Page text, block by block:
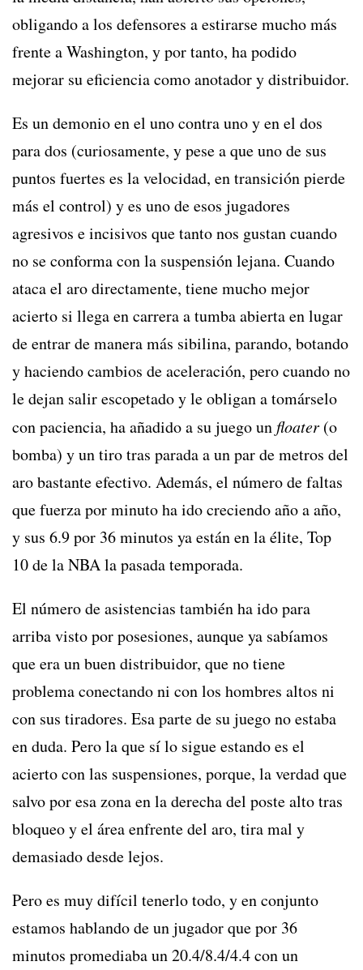
obligando a los defensores a estirarse mucho más
frente a Washington, y por tanto, ha podido
mejorar su eficiencia como anotador y distribuidor.
Es un demonio en el uno contra uno y en el dos
para dos (curiosamente, y pese a que uno de sus
puntos fuertes es la velocidad, en transición pierde
más el control) y es uno de esos jugadores
agresivos e incisivos que tanto nos gustan cuando
no se conforma con la suspensión lejana. Cuando
ataca el aro directamente, tiene mucho mejor
acierto si llega en carrera a tumba abierta en lugar
de entrar de manera más sibilina, parando, botando
y haciendo cambios de aceleración, pero cuando no
le dejan salir escopetado y le obligan a tomárselo
con paciencia, ha añadido a su juego un floater (o
bomba) y un tiro tras parada a un par de metros del
aro bastante efectivo. Además, el número de faltas
que fuerza por minuto ha ido creciendo año a año,
y sus 6.9 por 36 minutos ya están en la élite, Top
10 de la NBA la pasada temporada.
El número de asistencias también ha ido para
arriba visto por posesiones, aunque ya sabíamos
que era un buen distribuidor, que no tiene
problema conectando ni con los hombres altos ni
con sus tiradores. Esa parte de su juego no estaba
en duda. Pero la que sí lo sigue estando es el
acierto con las suspensiones, porque, la verdad que
salvo por esa zona en la derecha del poste alto tras
bloqueo y el área enfrente del aro, tira mal y
demasiado desde lejos.
Pero es muy difícil tenerlo todo, y en conjunto
estamos hablando de un jugador que por 36
minutos promediaba un 20.4/8.4/4.4 con un